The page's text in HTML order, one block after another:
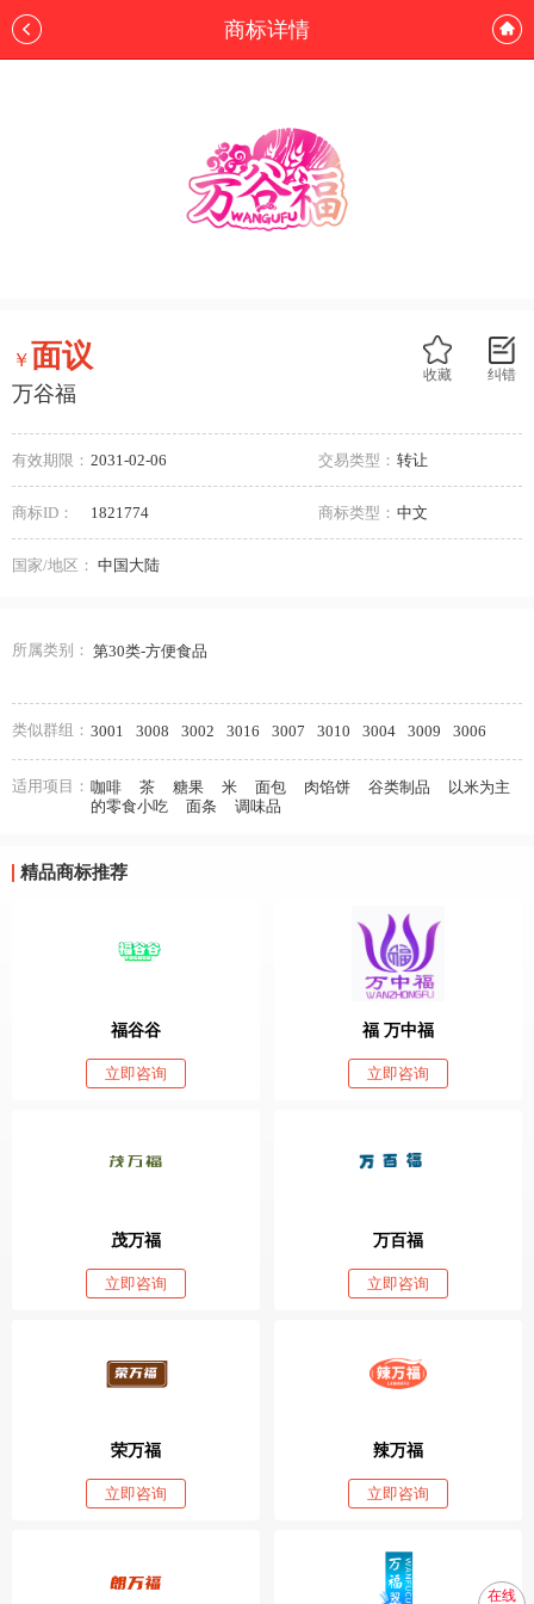
商标详情
纠错
收藏
￥面议
万谷福
有效期限： 2031-02-06 交易类型： 转让
商标ID： 1821774 商标类型： 中文
国家/地区： 中国大陆
所属类别： 第30类-方便食品
类似群组： 3001 3008 3002 3016 3007 3010 3004 3009 3006
适用项目： 咖啡 茶 糖果 米 面包 肉馅饼 谷类制品
以米为主
的零食小吃
面条 调味品
精品商标推荐
福谷谷
立即咨询
福 万中福
立即咨询
茂万福
立即咨询
万百福
立即咨询
荣万福
立即咨询
辣万福
立即咨询
在线